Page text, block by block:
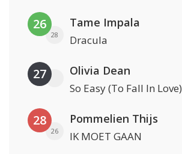
26
28
Tame Impala
Dracula
27 Olivia Dean
So Easy (To Fall In Love)
28
26
Pommelien Thijs
IK MOET GAAN